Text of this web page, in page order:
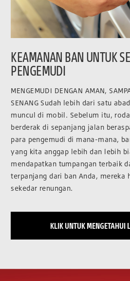
KEAMANAN BAN UNTUK
PENGEMUDI
MENGEMUDI DENGAN AMAN,
SENANG Sudah lebih dari satu
muncul di mobil. Sebelum itu,
berderak di sepanjang jalan
para pengemudi di mana-mana,
yang kita anggap lebih dan lebih
mendapatkan tumpangan terbaik
terpanjang dari ban Anda, mereka
sekedar renungan.
KLIK UNTUK MENGETAHUI